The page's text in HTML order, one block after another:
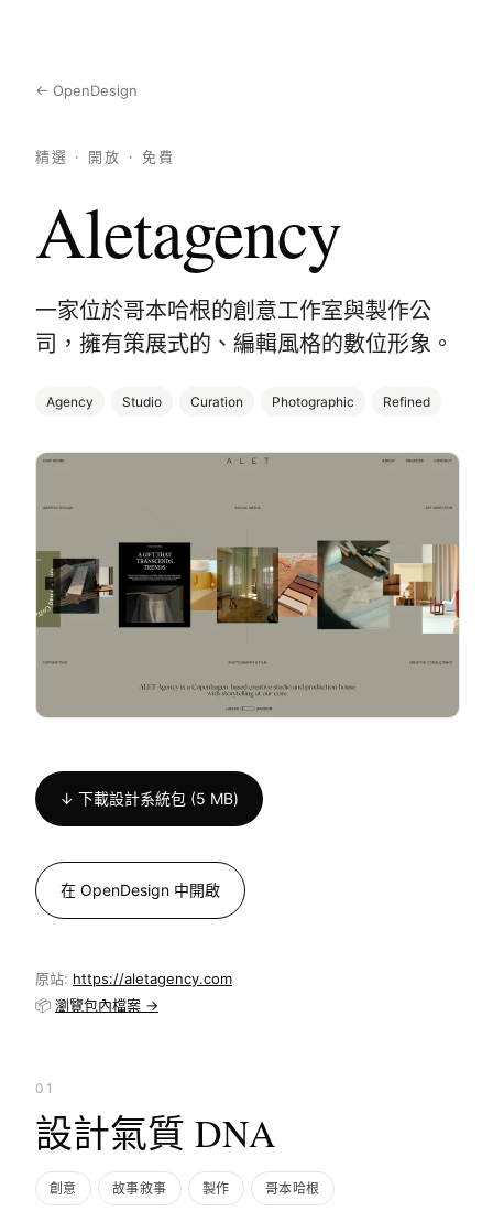
← OpenDesign
精選 · 開放 · 免費
Aletagency
一家位於哥本哈根的創意工作室與製作公
司，擁有策展式的、編輯風格的數位形象。
Agency Studio Curation Photographic Refined
↓ 下載設計系統包 (5 MB)
在 OpenDesign 中開啟
原站: https://aletagency.com
📦 瀏覽包內檔案 →
01
設計氣質 DNA
創意 故事敘事 製作 哥本哈根